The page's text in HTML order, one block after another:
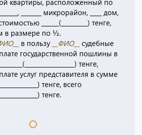
квартиры, расположенный по
_______ микрорайон, ____ дом,
______(_________) тенге,
в размере по ½.
в пользу __ФИО__
судебные
государственной пошлины в
тенге,
услуг представителя в сумме
тенге, всего
тенге.